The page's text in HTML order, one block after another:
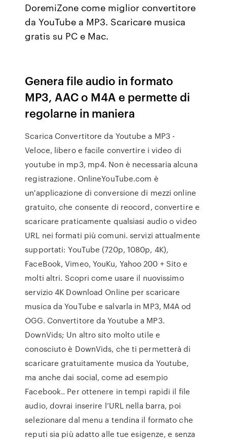
DoremiZone come miglior convertitore
da YouTube a MP3. Scaricare musica
gratis su PC e Mac.
Genera file audio in formato
MP3, AAC o M4A e permette di
regolarne in maniera
Scarica Convertitore da Youtube a MP3 -
Veloce, libero e facile convertire i video di
youtube in mp3, mp4. Non è necessaria alcuna
registrazione. OnlineYouTube.com è
un'applicazione di conversione di mezzi online
gratuito, che consente di reocord, convertire e
scaricare praticamente qualsiasi audio o video
URL nei formati più comuni. servizi attualmente
supportati: YouTube (720p, 1080p, 4K),
FaceBook, Vimeo, YouKu, Yahoo 200 + Sito e
molti altri. Scopri come usare il nuovissimo
servizio 4K Download Online per scaricare
musica da YouTube e salvarla in MP3, M4A od
OGG. Convertitore da Youtube a MP3.
DownVids; Un altro sito molto utile e
conosciuto è DownVids, che ti permetterà di
scaricare gratuitamente musica da Youtube,
ma anche dai social, come ad esempio
Facebook.. Per ottenere in tempi rapidi il file
audio, dovrai inserire l’URL nella barra, poi
selezionare dal menu a tendina il formato che
reputi sia più adatto alle tue esigenze, e senza